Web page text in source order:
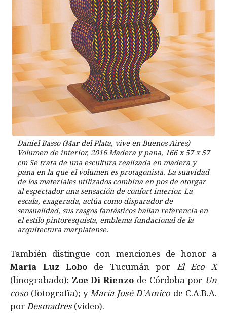
Daniel Basso (Mar del Plata, vive en Buenos Aires)
Volumen de interior, 2016 Madera y pana, 166 x 57 x 57
cm Se trata de una escultura realizada en madera y
pana en la que el volumen es protagonista. La suavidad
de los materiales utilizados combina en pos de otorgar
al espectador una sensación de confort interior. La
escala, exagerada, actúa como disparador de
sensualidad, sus rasgos fantásticos hallan referencia en
el estilo pintoresquista, emblema fundacional de la
arquitectura marplatense.
También distingue con menciones de honor a
María Luz Lobo de Tucumán por El Eco X
(linograbado); Zoe Di Rienzo de Córdoba por Un
coso(fotografía); yMaría José D´Amicode C.A.B.A.
porDesmadres(video).